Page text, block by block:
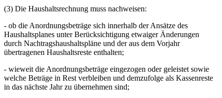
(3) Die Haushaltsrechnung muss nachweisen:
- ob die Anordnungsbeträge sich innerhalb der Ansätze des
Haushaltsplanes unter Berücksichtigung etwaiger Änderungen
durch Nachtragshaushaltspläne und der aus dem Vorjahr
übertragenen Haushaltsreste enthalten;
- wieweit die Anordnungsbeträge eingezogen oder geleistet sowie
welche Beträge in Rest verbleiben und demzufolge als Kassenreste
in das nächste Jahr zu übernehmen sind;